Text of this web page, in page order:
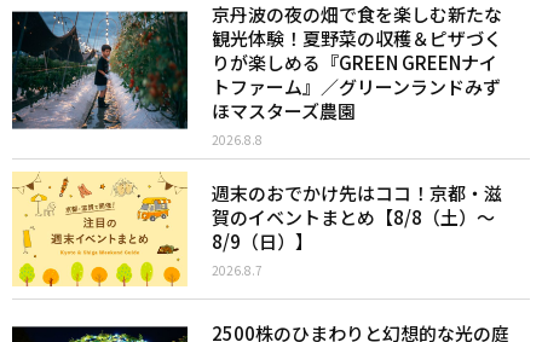
京丹波の夜の畑で食を楽しむ新たな
観光体験！夏野菜の収穫＆ピザづく
りが楽しめる『GREEN GREENナイ
トファーム』／グリーンランドみず
ほマスターズ農園
2026.8.8
週末のおでかけ先はココ！京都・滋
賀のイベントまとめ【8/8（土）〜
8/9（日）】
2026.8.7
2500株のひまわりと幻想的な光の庭